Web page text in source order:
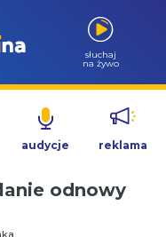
słuchaj
na żywo
audycje reklama
odnowy